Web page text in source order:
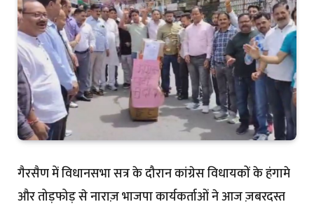
गैरसैण में विधानसभा सत्र के दौरान कांग्रेस विधायकों के हंगामे
और तोड़फोड़ से नाराज़ भाजपा कार्यकर्ताओं ने आज ज़बरदस्त